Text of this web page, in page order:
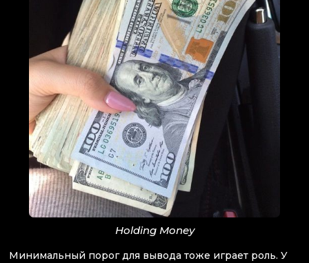
Holding Money
Минимальный порог для вывода тоже играет роль. У